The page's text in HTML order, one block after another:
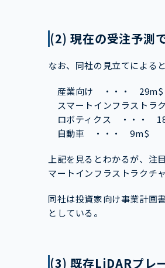
(2) 現在の受注予測
なお、同社の見立てによる
産業向け ・・・ 29m$
スマートインフラスト
ロボティクス ・・・
自動車 ・・・ 9m$
上記を見るとわかるが、注
マートインフラストラクチ
同社は投資家向け事業計画
としている。
(3) 既存LiDARプレ